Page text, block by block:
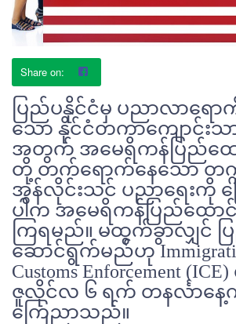
ပြည်ပနိုင်ငံမှ ပညာလာရော
သော နိုင်ငံတကာကျောင်းသာ
အတွက် အမေရိကန်ပြည်ထေ
တို့ တက်ရောက်နေသော
အွန်လိုင်းသင် ပညာရေးကို ပ
ပါက အမေရိကန်ပြည်ထော
ကြရမည်။ မထွက်ခွာလျှင်
ဆောင်ရွက်မည်ဟု
Customs Enforcement
ဇူလိုင်လ ၆ ရက် တနင်္လာနေ့
ကြေညာသည်။